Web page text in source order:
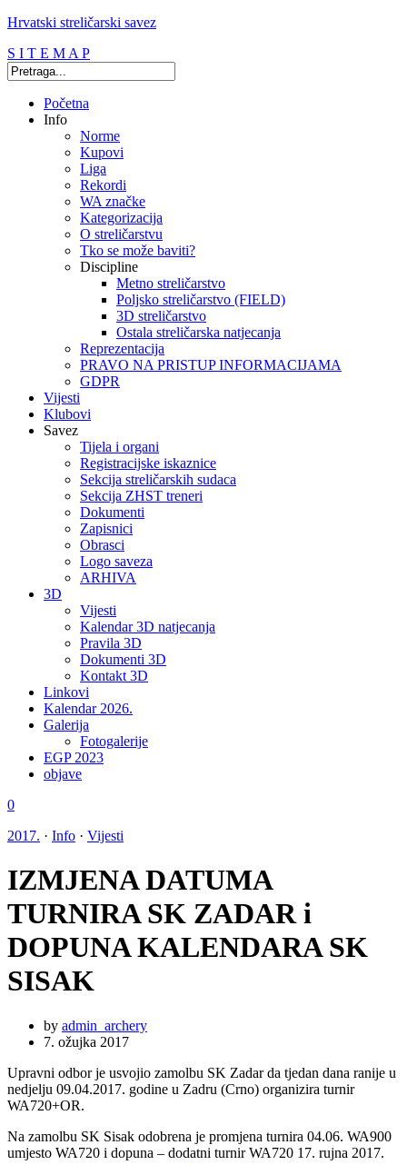
Hrvatski streličarski savez
S I T E M A P
Početna
Info
Norme
Kupovi
Liga
Rekordi
WA značke
Kategorizacija
O streličarstvu
Tko se može baviti?
Discipline
Metno streličarstvo
Poljsko streličarstvo (FIELD)
3D streličarstvo
Ostala streličarska natjecanja
Reprezentacija
PRAVO NA PRISTUP INFORMACIJAMA
GDPR
Vijesti
Klubovi
Savez
Tijela i organi
Registracijske iskaznice
Sekcija streličarskih sudaca
Sekcija ZHST treneri
Dokumenti
Zapisnici
Obrasci
Logo saveza
ARHIVA
3D
Vijesti
Kalendar 3D natjecanja
Pravila 3D
Dokumenti 3D
Kontakt 3D
Linkovi
Kalendar 2026.
Galerija
Fotogalerije
EGP 2023
objave
0
2017. · Info · Vijesti
IZMJENA DATUMA
TURNIRA SK ZADAR i
DOPUNA KALENDARA SK
SISAK
by admin_archery
7. ožujka 2017
Upravni odbor je usvojio zamolbu SK Zadar da tjedan dana ranije u
nedjelju 09.04.2017. godine u Zadru (Crno) organizira turnir
WA720+OR.
Na zamolbu SK Sisak odobrena je promjena turnira 04.06. WA900
umjesto WA720 i dopuna – dodatni turnir WA720 17. rujna 2017.